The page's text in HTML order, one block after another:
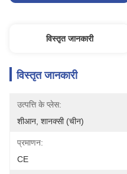
विस्तृत जानकारी
विस्तृत जानकारी
उत्पत्ति के प्लेस:
शीआन, शानक्सी (चीन)
प्रमाणन:
CE